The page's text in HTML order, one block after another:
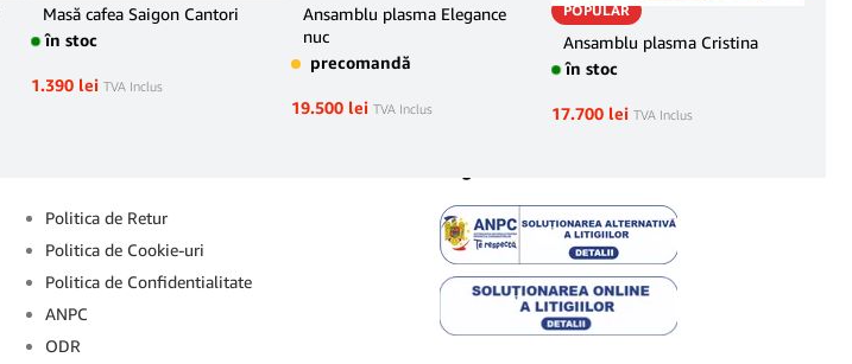
Masă cafea Saigon Cantori
în stoc
1.390 lei TVA Inclus
Ansamblu plasma Elegance
nuc
precomandă
19.500 lei TVA Inclus
POPULAR
Ansamblu plasma Cristina
în stoc
17.700 lei TVA Inclus
Politica de Retur
Politica de Cookie-uri
Politica de Confidentialitate
ANPC
ODR